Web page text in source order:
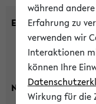
Einrichtung:
Nachname:
während
Erfahrung zu
verwenden wir
Interaktionen
können Ihre
Wirkung für die